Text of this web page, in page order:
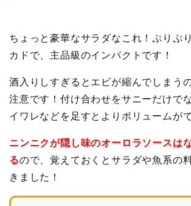
ちょっと豪華なサラダなこれ！ぷりぷ
カドで、主品級のインパクトです！
酒入りしすぎるとエビが縮んでしまう
注意です！付け合わせをサニーだけで
イワレなどを足すとよりボリュームが
ニンニクが隠し味のオーロラソースは
るので、覚えておくとサラダや魚系の
きました！